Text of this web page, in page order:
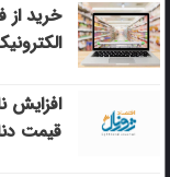
خرید از
افزایش
قیمت